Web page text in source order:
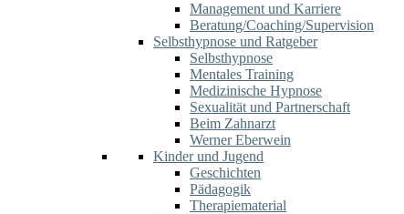
Management und Karriere
Beratung/Coaching/Supervision
Selbsthypnose und Ratgeber
Selbsthypnose
Mentales Training
Medizinische Hypnose
Sexualität und Partnerschaft
Beim Zahnarzt
Werner Eberwein
Kinder und Jugend
Geschichten
Pädagogik
Therapiematerial